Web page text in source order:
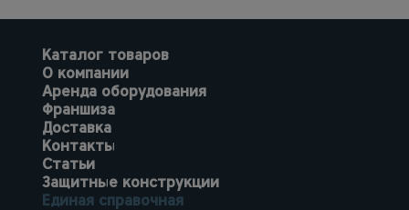
Каталог товаров
О компании
Аренда оборудования
Франшиза
Доставка
Контакты
Статьи
Защитные конструкции
Единая справочная